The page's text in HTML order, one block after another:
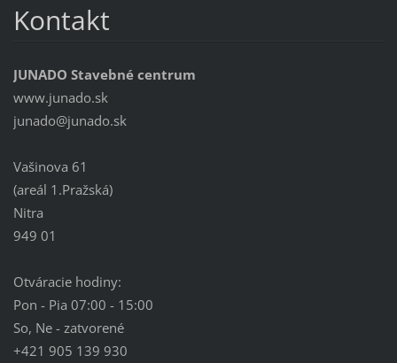
Kontakt
JUNADO Stavebné centrum
www.junado.sk
junado@junado.sk
Vašinova 61
(areál 1.Pražská)
Nitra
949 01
Otváracie hodiny:
Pon - Pia 07:00 - 15:00
So, Ne - zatvorené
+421 905 139 930